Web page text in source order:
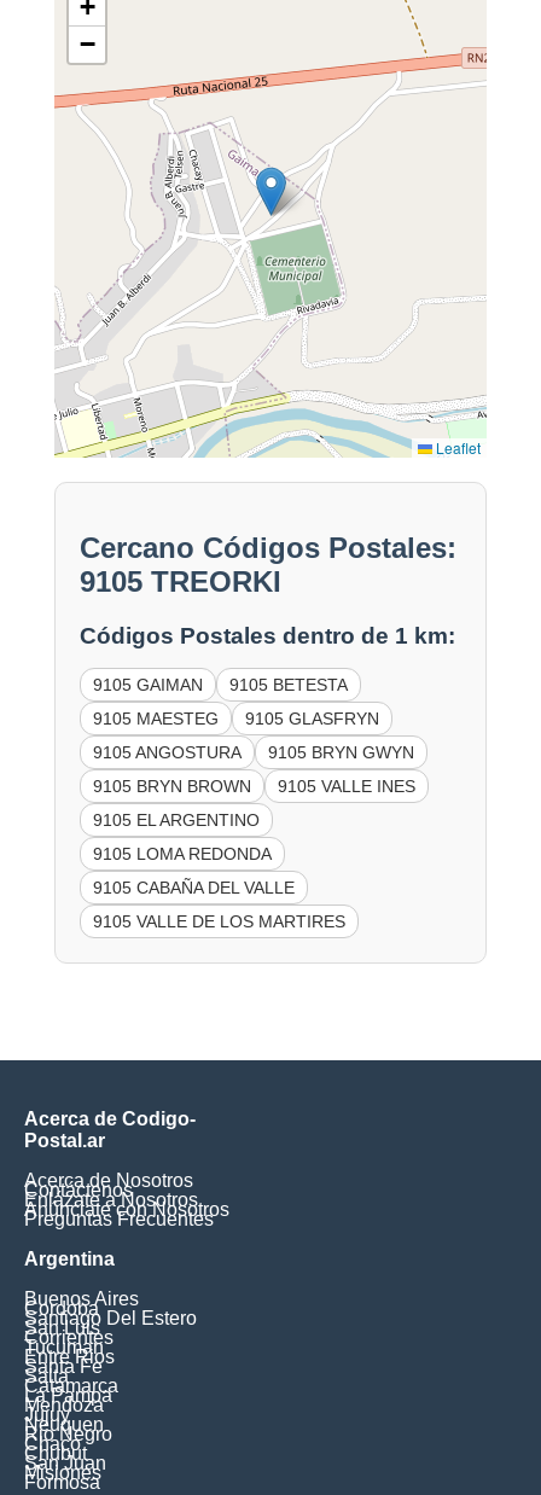
+
−
Leaflet
Cercano Códigos Postales:
9105 TREORKI
Códigos Postales dentro de 1 km:
9105 GAIMAN
9105 BETESTA
9105 MAESTEG
9105 GLASFRYN
9105 ANGOSTURA
9105 BRYN GWYN
9105 BRYN BROWN
9105 VALLE INES
9105 EL ARGENTINO
9105 LOMA REDONDA
9105 CABAÑA DEL VALLE
9105 VALLE DE LOS MARTIRES
Acerca de Codigo-
Postal.ar
Acerca de Nosotros
Contáctenos
Enlázate a Nosotros
Anúnciate con Nosotros
Preguntas Frecuentes
Argentina
Buenos Aires
Cordoba
Santiago Del Estero
San Luis
Corrientes
Tucuman
Entre Rios
Santa Fe
Salta
Catamarca
La Pampa
Mendoza
Jujuy
Neuquen
Rio Negro
Chaco
Chubut
San Juan
Misiones
Formosa